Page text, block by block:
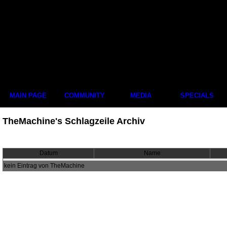
MAIN PAGE COMMUNITY MEDIA SPECIALS
TheMachine's Schlagzeile Archiv
Datum
Name
kein Eintrag von TheMachine